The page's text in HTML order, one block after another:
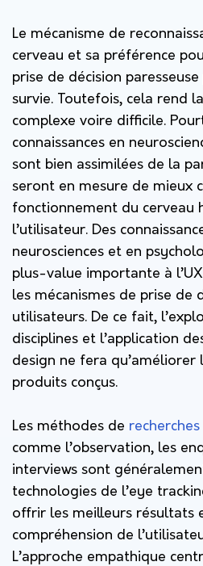
Le mécanisme de
cerveau et sa préférence
prise de décision
survie. Toutefois, cela rend
complexe voire difficile.
connaissances en
sont bien assimilées de la
seront en mesure de mieux
fonctionnement du cerveau
l’utilisateur. Des
neurosciences et en
plus-value importante à
les mécanismes de prise de
utilisateurs. De ce fait,
disciplines et l’application
design ne fera qu’améliorer
produits conçus.
Les méthodes de recherches
comme l’observation, les
interviews sont
technologies de l’eye
offrir les meilleurs résultats
compréhension de
L’approche empathique